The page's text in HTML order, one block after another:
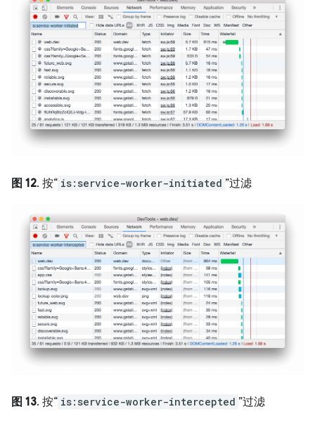
图 12. 按“ is:service-worker-initiated ”过滤
图 13. 按“ is:service-worker-intercepted ”过滤